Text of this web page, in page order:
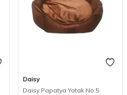
Daisy
Daisy Papatya Yatak No:5